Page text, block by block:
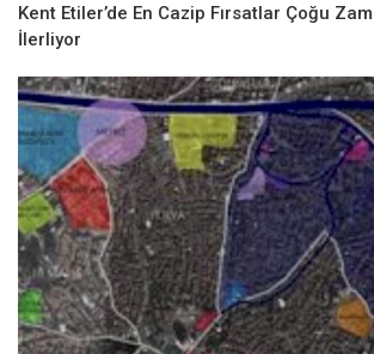
Kent Etiler’de En Cazip Fırsatlar Çoğu
İlerliyor